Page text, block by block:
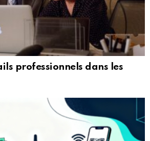
professionnels dans les